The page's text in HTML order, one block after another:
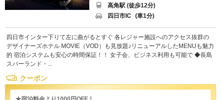
高角駅 (徒歩12分)
四日市IC (車1分)
四日市インター下りて左に曲がるとすぐ 各レジャー施設へのアクセス抜群の
デザイナーズホテル MOVIE（VOD）も見放題♪リニューアルしたMENUも魅力
的 宿泊システムも安心の時間保証！！ 女子会、ビジネス利用も可能で ◆長島
スパーランド・...
クーポン